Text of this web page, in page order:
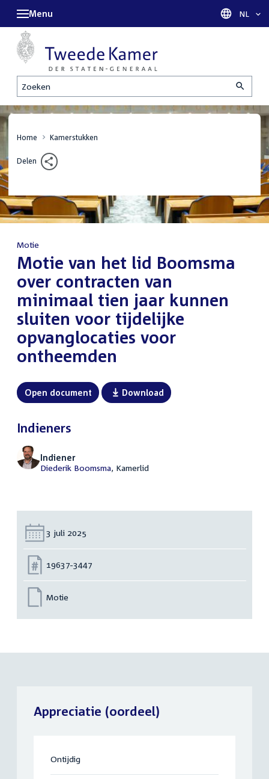
Zoeken
Menu Taal
NL
Home Kamerstukken
Delen
Motie
:Motie van het lid Boomsma
over contracten van
minimaal tien jaar kunnen
sluiten voor tijdelijke
opvanglocaties voor
ontheemden
Open document Download
Indieners
Indiener
Diederik Boomsma, Kamerlid
Datum:
3 juli 2025
Nummer:
19637-3447
Motie
Appreciatie (oordeel)
Ontijdig